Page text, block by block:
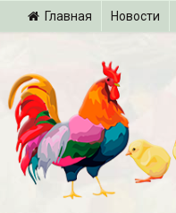
Главная Новости